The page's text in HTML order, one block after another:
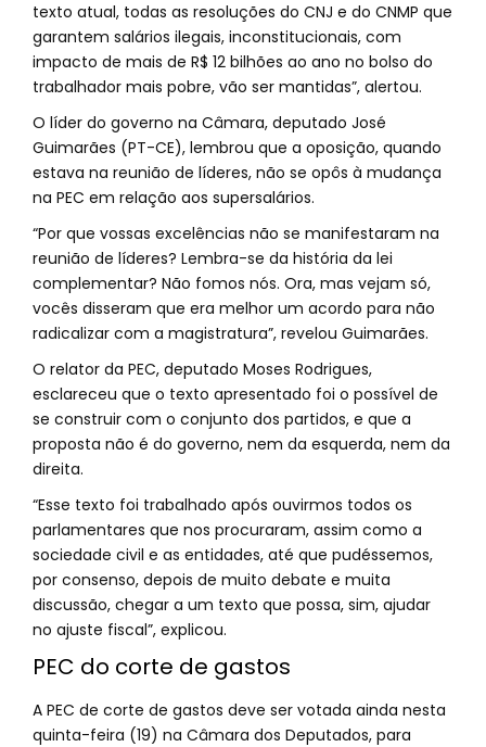
texto atual, todas as resoluções do CNJ e do CNMP que
garantem salários ilegais, inconstitucionais, com
impacto de mais de R$ 12 bilhões ao ano no bolso do
trabalhador mais pobre, vão ser mantidas”, alertou.
O líder do governo na Câmara, deputado José
Guimarães (PT-CE), lembrou que a oposição, quando
estava na reunião de líderes, não se opôs à mudança
na PEC em relação aos supersalários.
“Por que vossas excelências não se manifestaram na
reunião de líderes? Lembra-se da história da lei
complementar? Não fomos nós. Ora, mas vejam só,
vocês disseram que era melhor um acordo para não
radicalizar com a magistratura”, revelou Guimarães.
O relator da PEC, deputado Moses Rodrigues,
esclareceu que o texto apresentado foi o possível de
se construir com o conjunto dos partidos, e que a
proposta não é do governo, nem da esquerda, nem da
direita.
“Esse texto foi trabalhado após ouvirmos todos os
parlamentares que nos procuraram, assim como a
sociedade civil e as entidades, até que pudéssemos,
por consenso, depois de muito debate e muita
discussão, chegar a um texto que possa, sim, ajudar
no ajuste fiscal”, explicou.
PEC do corte de gastos
A PEC de corte de gastos deve ser votada ainda nesta
quinta-feira (19) na Câmara dos Deputados, para